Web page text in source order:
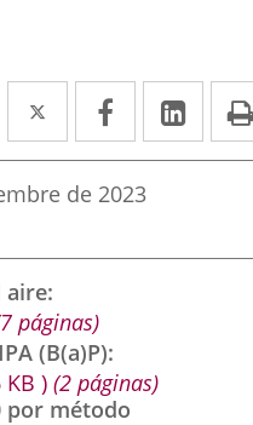
Twitter
Enlace
a
una
externa.
Facebook
Enlace
a
una
externa.
a
de 2023
aire
páginas)
(B(a)P)
KB ) (2 páginas)
por método